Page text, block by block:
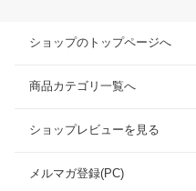
ショップのトップページへ
商品カテゴリ一覧へ
ショップレビューを見る
メルマガ登録(PC)